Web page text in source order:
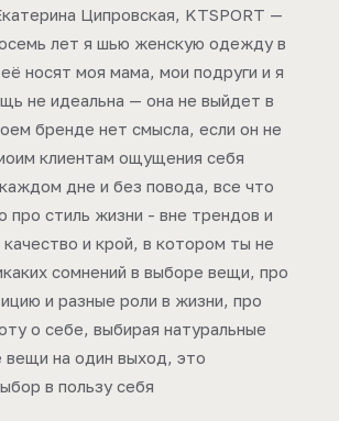
Ципровская, KTSPORT —
лет я шью женскую одежду в
носят моя мама, мои подруги и я
не идеальна — она не выйдет в
бренде нет смысла, если он не
клиентам ощущения себя
дне и без повода, все что
про стиль жизни - вне трендов и
и крой, в котором ты не
сомнений в выборе вещи, про
и разные роли в жизни, про
о себе, выбирая натуральные
вещи на один выход, это
в пользу себя